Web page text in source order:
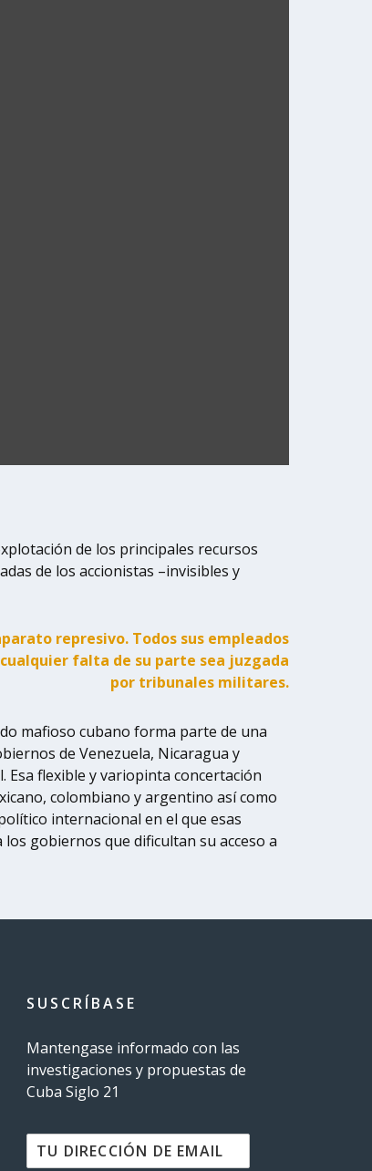
de los principales recursos
de los accionistas –invisibles y
represivo. Todos sus empleados
falta de su parte sea juzgada
por tribunales militares.
mafioso cubano forma parte de una
de Venezuela, Nicaragua y
Esa flexible y variopinta concertación
colombiano y argentino así como
internacional en el que esas
gobiernos que dificultan su acceso a
SUSCRÍBASE
Mantengase informado con las
investigaciones y propuestas de
Cuba Siglo 21